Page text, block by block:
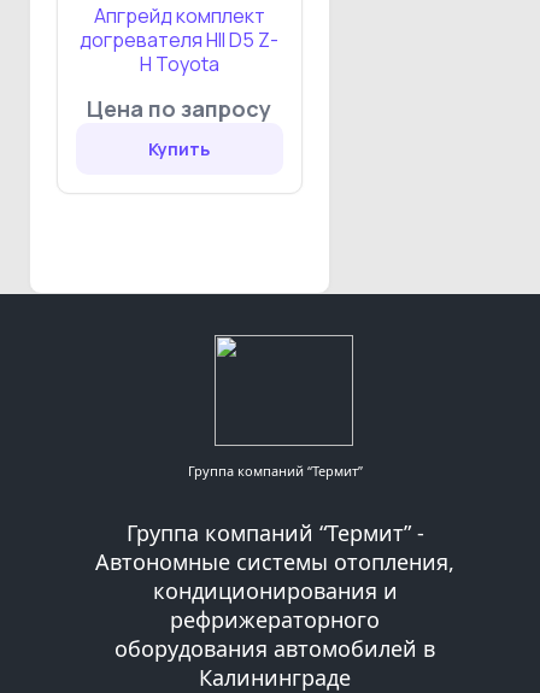
Апгрейд комплект
догревателя HII D5 Z-
H Toyota
Цена по запросу
Купить
Группа компаний “Термит”
Группа компаний “Термит” -
Автономные системы отопления,
кондиционирования и
рефрижераторного
оборудования автомобилей в
Калининграде